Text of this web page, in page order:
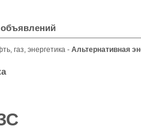
объявлений
газ, энергетика - Альтернативная